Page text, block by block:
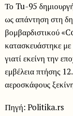
Το Tu-95
ως απάντηση στη
βομβαρδιστικού
κατασκευάστηκε με
γιατί εκείνη την
εμβέλεια πτήσης
αεροσκάφους
Πηγή: Politika.rs